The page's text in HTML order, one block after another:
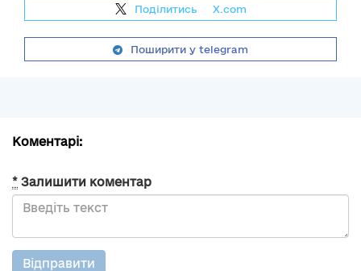
Поділитись X.com
Поширити у telegram
Коментарі:
* Залишити коментар
Відправити